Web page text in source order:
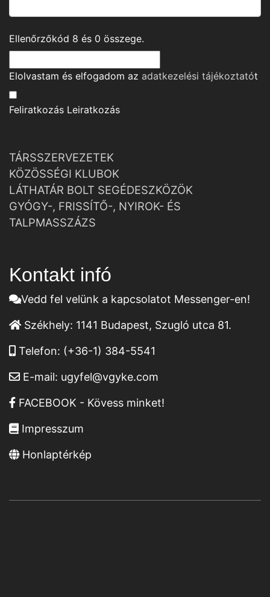
Ellenőrzőkód 8 és 0 összege.
Elolvastam és elfogadom az adatkezelési tájékoztatót
Feliratkozás Leiratkozás
TÁRSSZERVEZETEK
KÖZÖSSÉGI KLUBOK
LÁTHATÁR BOLT SEGÉDESZKÖZÖK
GYÓGY-, FRISSÍTŐ-, NYIROK- ÉS
TALPMASSZÁZS
Kontakt infó
Vedd fel velünk a kapcsolatot Messenger-en!
Székhely: 1141 Budapest, Szugló utca 81.
Telefon: (+36-1) 384-5541
E-mail: ugyfel@vgyke.com
FACEBOOK - Kövess minket!
Impresszum
Honlaptérkép